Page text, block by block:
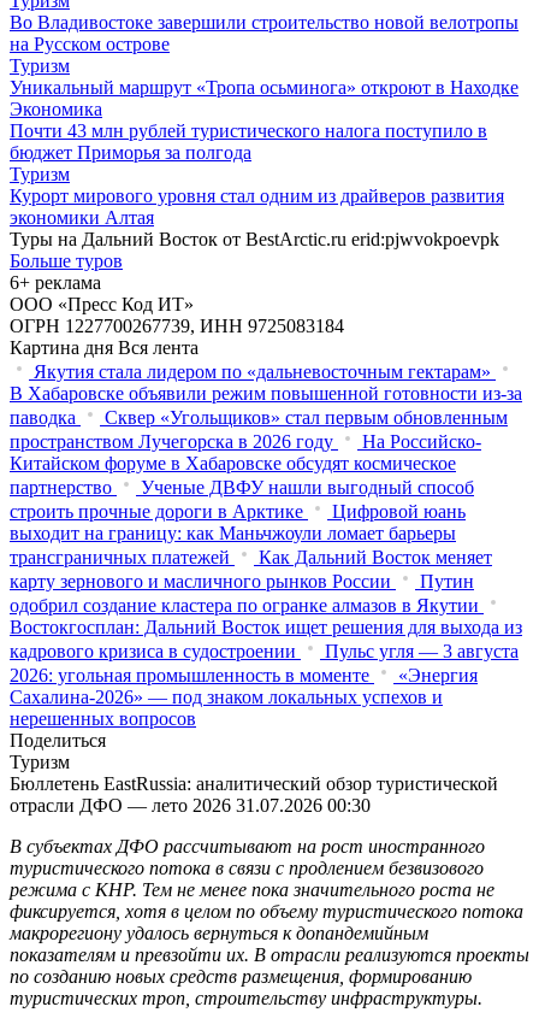
Теги:
Туризм Бизнес КРДВ СПВ Преференции Льготы
Новости по теме:
Туризм
Во Владивостоке завершили строительство новой велотропы
на Русском острове
Туризм
Уникальный маршрут «Тропа осьминога» откроют в Находке
Экономика
Почти 43 млн рублей туристического налога поступило в
бюджет Приморья за полгода
Туризм
Курорт мирового уровня стал одним из драйверов развития
экономики Алтая
Туры на Дальний Восток от BestArctic.ru
Больше туров
6+ реклама
ООО «Пресс Код ИТ»
ОГРН 1227700267739, ИНН 9725083184
Картина дня Вся лента
Якутия стала лидером по «дальневосточным гектарам»
В Хабаровске объявили режим повышенной готовности из‑за
паводка
Сквер «Угольщиков» стал первым обновленным
пространством Лучегорска в 2026 году
На Российско-
Китайском форуме в Хабаровске обсудят космическое
партнерство
Ученые ДВФУ нашли выгодный способ
строить прочные дороги в Арктике
Цифровой юань
выходит на границу: как Маньчжоули ломает барьеры
трансграничных платежей
Как Дальний Восток меняет
карту зернового и масличного рынков России
Путин
одобрил создание кластера по огранке алмазов в Якутии
Востокгосплан: Дальний Восток ищет решения для выхода из
кадрового кризиса в судостроении
2026: угольная промышленность в моменте
Сахалина-2026» — под знаком локальных успехов и
нерешенных вопросов
Поделиться
Туризм
Бюллетень EastRussia: аналитический обзор туристической
отрасли ДФО — лето 2026 31.07.2026 00:30
В субъектах ДФО рассчитывают на рост иностранного
туристического потока в связи с продлением безвизового